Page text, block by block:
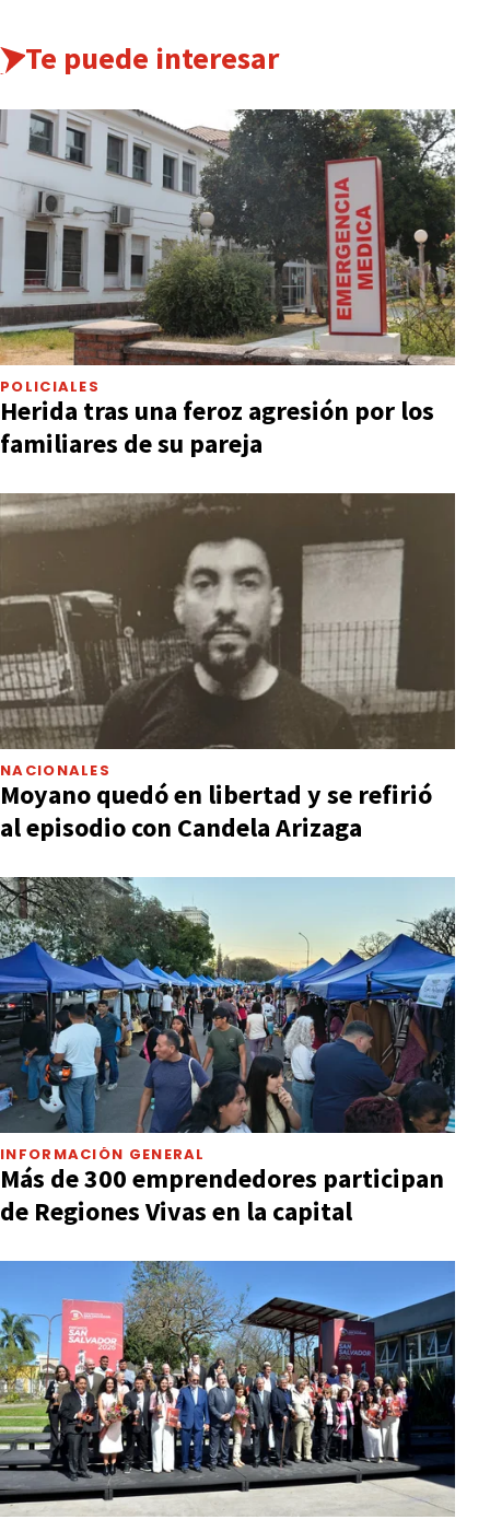
Te puede interesar
POLICIALES
Herida tras una feroz agresión por los
familiares de su pareja
NACIONALES
Moyano quedó en libertad y se refirió
al episodio con Candela Arizaga
INFORMACIÓN GENERAL
Más de 300 emprendedores participan
de Regiones Vivas en la capital